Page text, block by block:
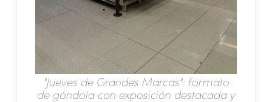
"Jueves de Grandes Marcas": formato
de góndola con exposición destacada y